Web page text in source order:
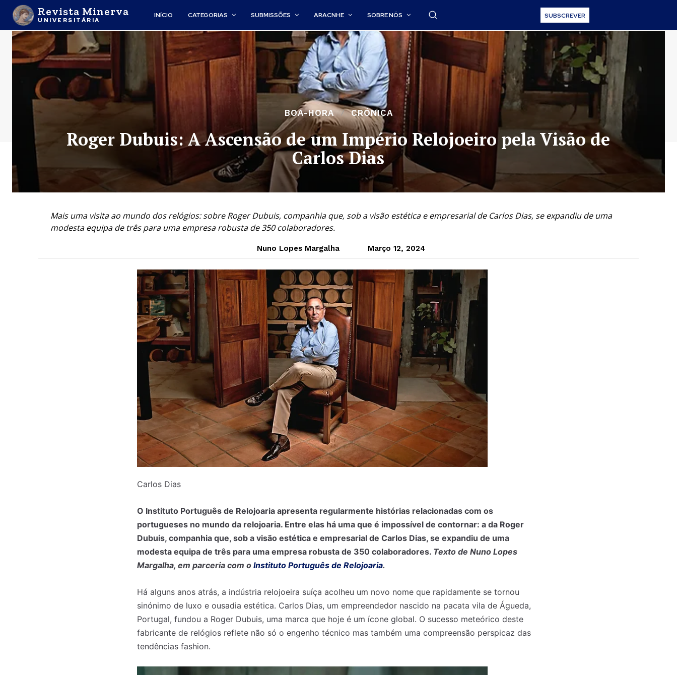
Revista Minerva
UNIVERSITÁRIA
INÍCIO CATEGORIAS SUBMISSÕES ARACNHE SOBRE NÓS SUBSCREVER
BOA-HORA CRÓNICA
Roger Dubuis: A Ascensão de um Império Relojoeiro pela Visão de
Carlos Dias
Mais uma visita ao mundo dos relógios: sobre Roger Dubuis, companhia que, sob a visão estética e empresarial de Carlos Dias, se expandiu de uma
modesta equipa de três para uma empresa robusta de 350 colaboradores.
Nuno Lopes Margalha Março 12, 2024
Carlos Dias
O Instituto Português de Relojoaria apresenta regularmente histórias relacionadas com os
portugueses no mundo da relojoaria. Entre elas há uma que é impossível de contornar: a da Roger
Dubuis, companhia que, sob a visão estética e empresarial de Carlos Dias, se expandiu de uma
modesta equipa de três para uma empresa robusta de 350 colaboradores. Texto de Nuno Lopes
Margalha, em parceria com o Instituto Português de Relojoaria.
Há alguns anos atrás, a indústria relojoeira suíça acolheu um novo nome que rapidamente se tornou
sinónimo de luxo e ousadia estética. Carlos Dias, um empreendedor nascido na pacata vila de Águeda,
Portugal, fundou a Roger Dubuis, uma marca que hoje é um ícone global. O sucesso meteórico deste
fabricante de relógios reflete não só o engenho técnico mas também uma compreensão perspicaz das
tendências fashion.